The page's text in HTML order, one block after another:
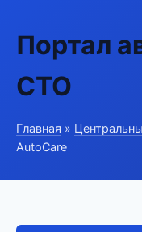
Портал
СТО
Главная »
AutoCare